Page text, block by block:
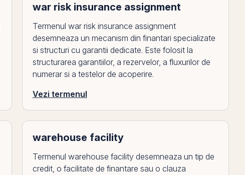
war risk insurance assignment
Termenul war risk insurance assignment
desemneaza un mecanism din finantari specializate
si structuri cu garantii dedicate. Este folosit la
structurarea garantiilor, a rezervelor, a fluxurilor de
numerar si a testelor de acoperire.
Vezi termenul
warehouse facility
Termenul warehouse facility desemneaza un tip de
credit, o facilitate de finantare sau o clauza